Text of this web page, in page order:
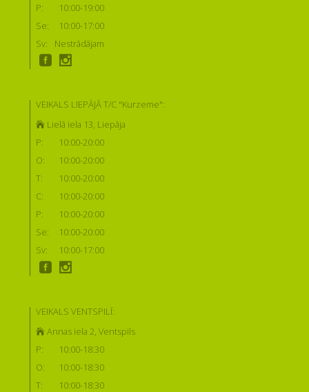
P:
10:00-19:00
Se:
10:00-17:00
Sv:
Nestrādājam
VEIKALS LIEPĀJĀ T/C "Kurzeme":
Lielā iela 13, Liepāja
P:
10:00-20:00
O:
10:00-20:00
T:
10:00-20:00
C:
10:00-20:00
P:
10:00-20:00
Se:
10:00-20:00
Sv:
10:00-17:00
VEIKALS VENTSPILĪ:
Annas iela 2, Ventspils
P:
10:00-18:30
O:
10:00-18:30
T:
10:00-18:30